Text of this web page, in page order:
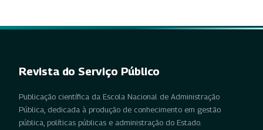
Revista do Serviço Público
Publicação científica da Escola Nacional de Administração
Pública, dedicada à produção de conhecimento em gestão
pública, políticas públicas e administração do Estado.